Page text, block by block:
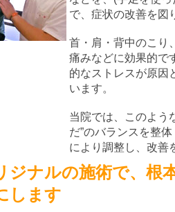
で、症状の改善を図
首・肩・背中のこり
痛みなどに効果的で
的なストレスが原因
います。
当院では、このよう
だ”のバランスを整
により調整し、改善
ジナルの施術で、根
します